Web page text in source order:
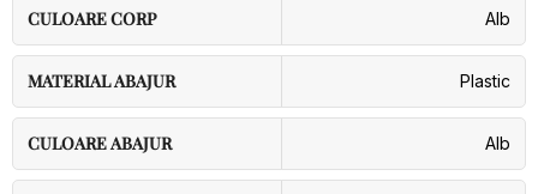
CULOARE CORP Alb
MATERIAL ABAJUR Plastic
CULOARE ABAJUR Alb